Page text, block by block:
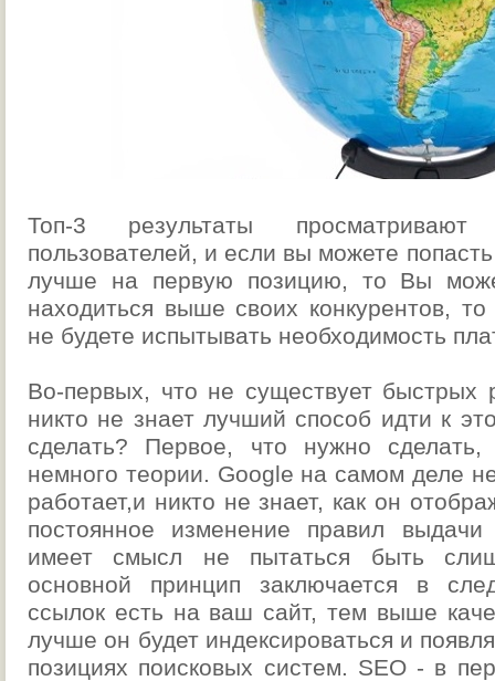
Топ-3 результаты просматривают
пользователей, и если вы можете
лучше на первую позицию, то Вы
находиться выше своих конкурентов,
не будете испытывать необходимость
Во-первых, что не существует быстрых
никто не знает лучший способ идти к
сделать? Первое, что нужно
немного теории. Google на самом деле
работает,и никто не знает, как он
постоянное изменение правил выдачи
имеет смысл не пытаться быть
основной принцип заключается в
ссылок есть на ваш сайт, тем выше
лучше он будет индексироваться и
позициях поисковых систем. SEO - в